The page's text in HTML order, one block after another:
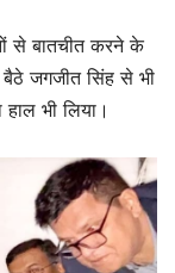
से बातचीत करने के
बैठे जगजीत सिंह से भी
भी लिया।